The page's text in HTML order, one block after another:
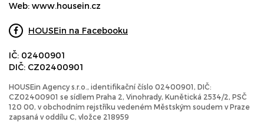
Web: www.housein.cz
HOUSEin na Facebooku
IČ: 02400901
DIČ: CZ02400901
HOUSEin Agency s.r.o., identifikační číslo 02400901, DIČ:
CZ02400901 se sídlem Praha 2, Vinohrady, Kunětická 2534/2, PSČ
120 00, v obchodním rejstříku vedeném Městským soudem v Praze
zapsaná v oddílu C, vložce 218959